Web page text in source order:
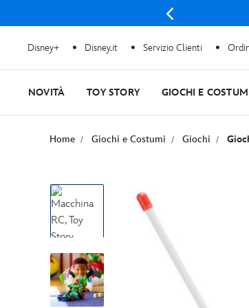
Disney+ Disney.it Servizio Clienti
NOVITÀ TOY STORY GIOCHI E
Home Giochi e Costumi Giochi